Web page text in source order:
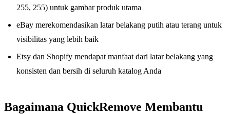
255, 255) untuk gambar produk utama
eBay merekomendasikan latar belakang putih atau terang untuk
visibilitas yang lebih baik
Etsy dan Shopify mendapat manfaat dari latar belakang yang
konsisten dan bersih di seluruh katalog Anda
Bagaimana QuickRemove Membantu